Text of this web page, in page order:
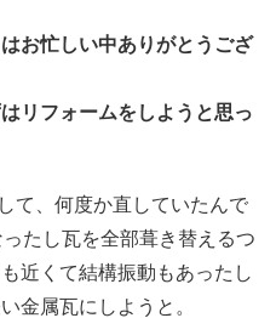
お忙しい中ありがとうござ
リフォームをしようと思っ
て、何度か直していたんで
たし瓦を全部葺き替えるつ
近くて結構振動もあったし
金属瓦にしようと。